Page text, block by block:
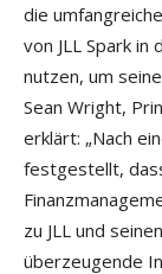
die
von JLL Spark
nutzen, um
Sean Wright,
erklärt: „Nach
festgestellt,
zu JLL und
überzeugende